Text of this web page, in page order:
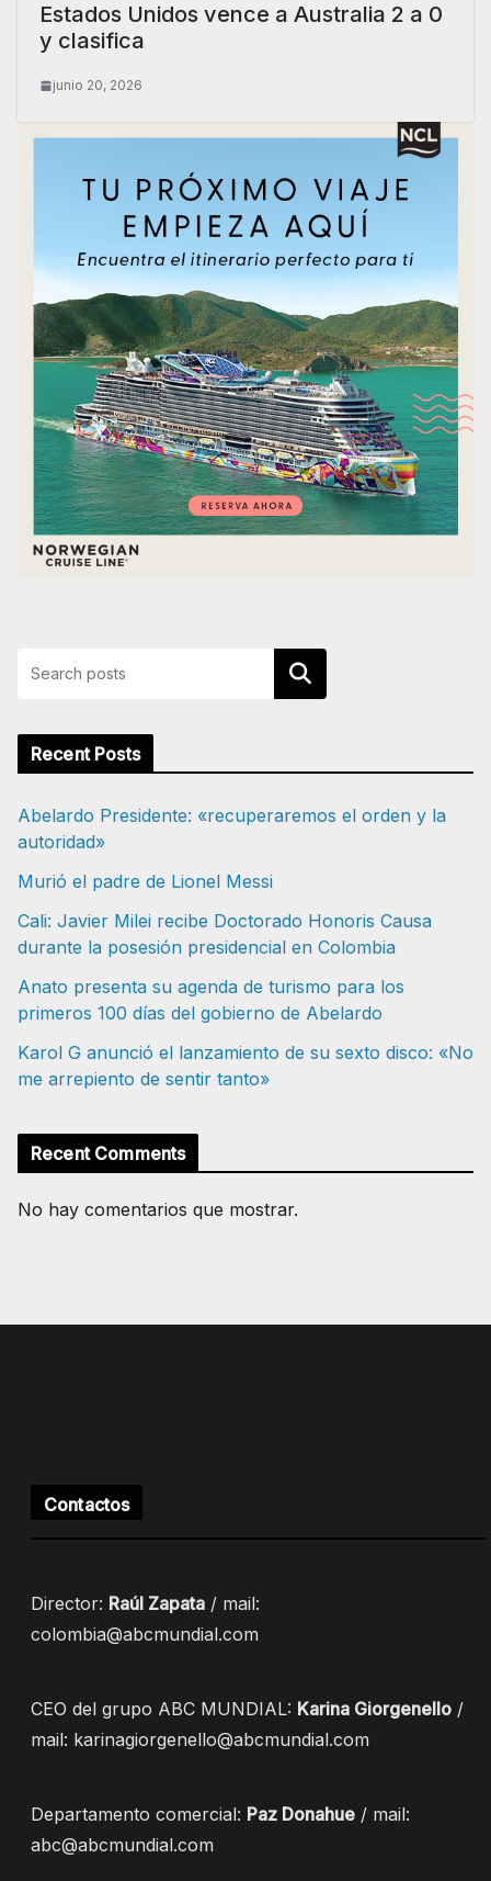
Estados Unidos vence a Australia 2 a 0
y clasifica
junio 20, 2026
Buscar
Recent Posts
Abelardo Presidente: «recuperaremos el orden y la
autoridad»
Murió el padre de Lionel Messi
Cali: Javier Milei recibe Doctorado Honoris Causa
durante la posesión presidencial en Colombia
Anato presenta su agenda de turismo para los
primeros 100 días del gobierno de Abelardo
Karol G anunció el lanzamiento de su sexto disco: «No
me arrepiento de sentir tanto»
Recent Comments
No hay comentarios que mostrar.
Contactos
Director: Raúl Zapata / mail:
colombia@abcmundial.com
CEO del grupo ABC MUNDIAL: Karina Giorgenello /
mail: karinagiorgenello@abcmundial.com
Departamento comercial: Paz Donahue / mail:
abc@abcmundial.com